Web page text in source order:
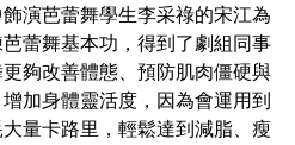
演芭蕾舞學生李采祿的宋江為
蕾舞基本功，得到了劇組同事
夠改善體態、預防肌肉僵硬與
加身體靈活度，因為會運用到
量卡路里，輕鬆達到減脂、瘦